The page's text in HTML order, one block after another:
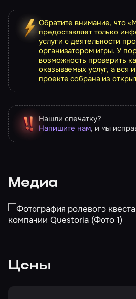
Обратите внимание, что
предоставляет только
услуги о деятельности
организатором игры. У
возможность проверить
оказываемых услуг, а вся
проекте собрана из
Нашли опечатку?
Напишите нам, и мы
Медиа
Цены